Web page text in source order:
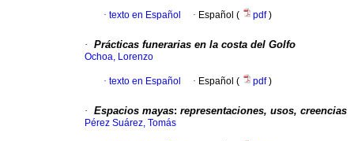
· texto en Español · Español ( pdf)
· Prácticas funerarias en la costa del Golfo
Ochoa, Lorenzo
· texto en Español · Español ( pdf)
· Espacios mayas: representaciones, usos, creencias
Pérez Suárez, Tomás